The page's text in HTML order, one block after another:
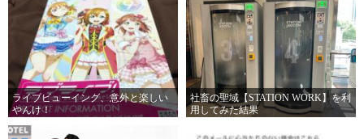
ライブビューイング、意外と楽しい
やんけ！
社畜の聖域【STATION WORK】を利
用してみた結果